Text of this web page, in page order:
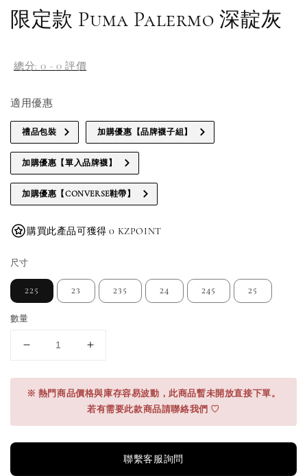
限定款 Puma Palermo 深靛灰
總分:0 - 0 評價
適用優惠
禮品包裝 加購優惠【品牌襪子組】
加購優惠【單入品牌襪】
加購優惠【CONVERSE鞋帶】
購買此產品可獲得 0 KZPOINT
尺寸
225 23 235 24 245 25
數量
※ 熱門商品價格與庫存容易波動，此商品暫未開放直接下單。
若有需要此款商品請聯絡我們 ♡
聯繫客服詢問